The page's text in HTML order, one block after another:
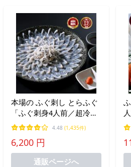
本場の ふぐ刺し とらふぐ
「ふぐ刺身4人前／超冷」
山口 刺身 ふぐ皮 湯引き
4.48 (1,435件)
6,200 円
通販ページへ